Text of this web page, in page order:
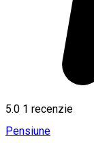
5.0 1 recenzie
Pensiune